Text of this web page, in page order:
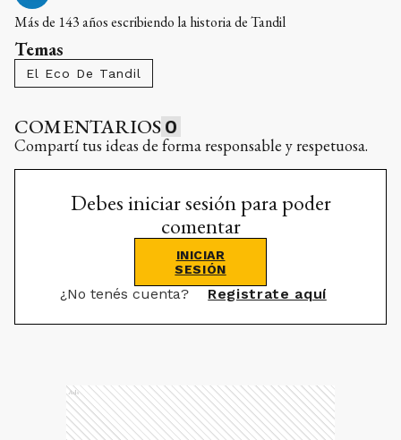
Más de 143 años escribiendo la historia de Tandil
Temas
El Eco De Tandil
COMENTARIOS 0
Compartí tus ideas de forma responsable y respetuosa.
Debes iniciar sesión para poder
comentar
INICIAR
SESIÓN
¿No tenés cuenta? Registrate aquí
Ads